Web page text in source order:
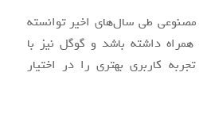
طی سال‌های اخیر توانسته
داشته باشد و گوگل نیز با
کاربری بهتری را در اختیار